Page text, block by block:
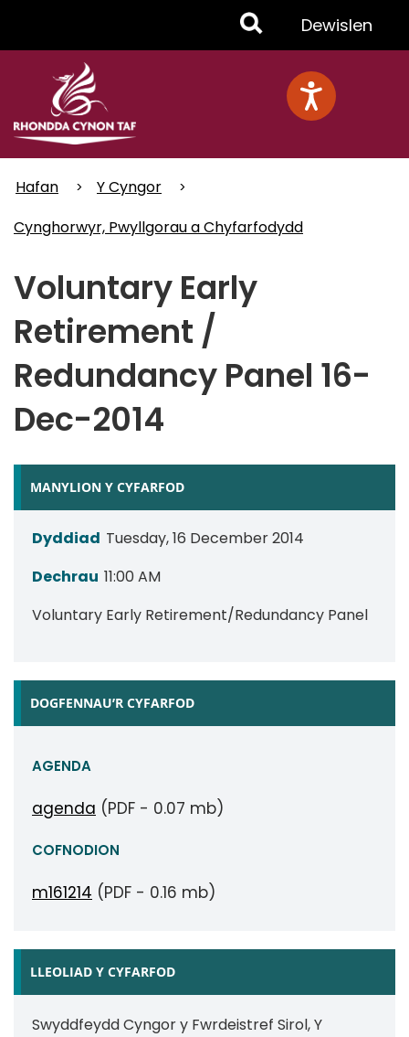
Toggle
Menu
Dewislen
Hafan
Y Cyngor
Cynghorwyr, Pwyllgorau a Chyfarfodydd
Voluntary Early
Retirement /
Redundancy Panel 16-
Dec-2014
MANYLION Y CYFARFOD
Dyddiad Tuesday, 16 December 2014
Dechrau 11:00 AM
Voluntary Early Retirement/Redundancy Panel
DOGFENNAU’R CYFARFOD
AGENDA
agenda (PDF - 0.07 mb)
COFNODION
m161214 (PDF - 0.16 mb)
LLEOLIAD Y CYFARFOD
Swyddfeydd Cyngor y Fwrdeistref Sirol, Y